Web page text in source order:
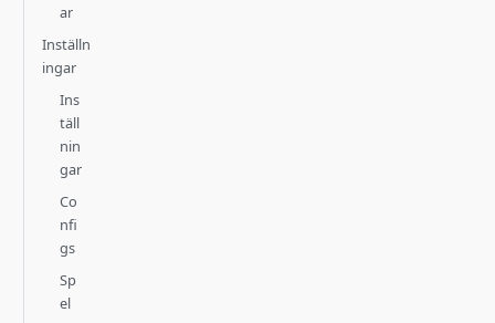
ar
Inställn
ingar
Ins
täll
nin
gar
Co
nfi
gs
Sp
el